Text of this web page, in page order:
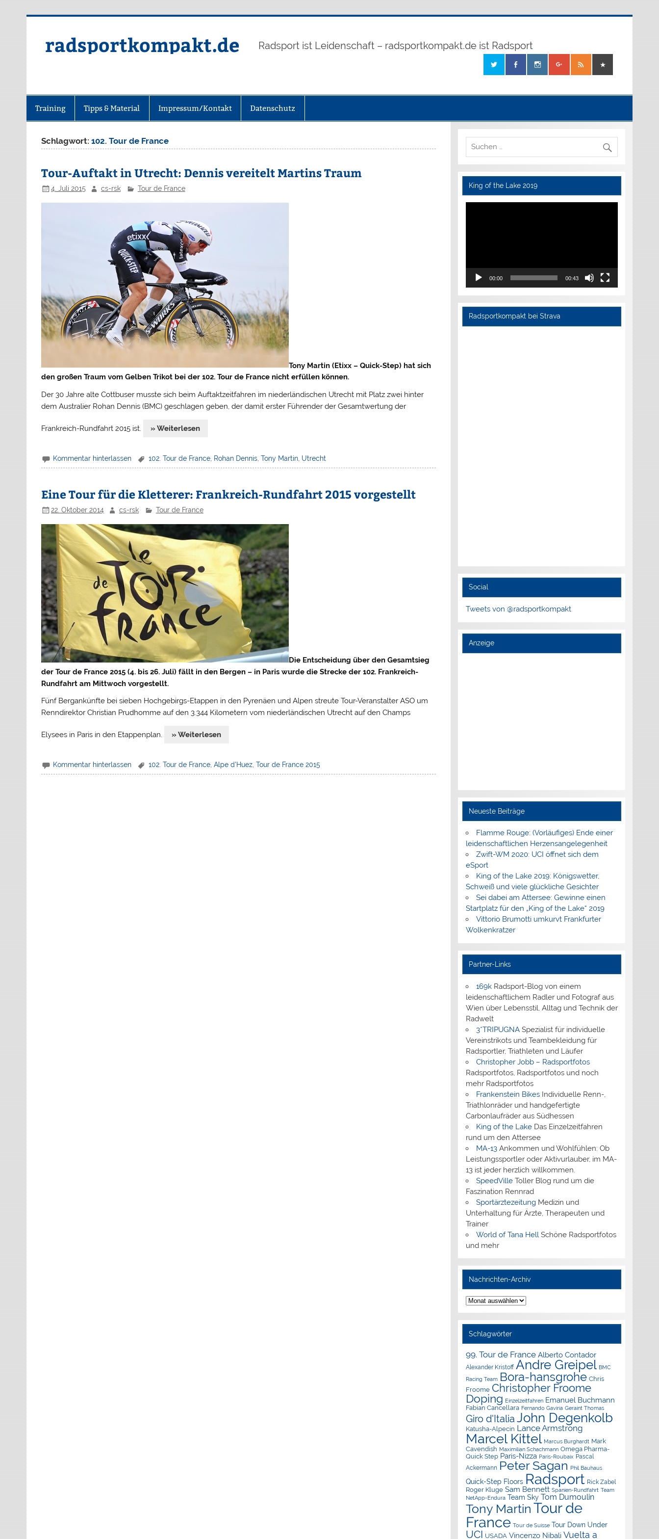
radsportkompakt.de Radsport ist Leidenschaft – radsportkompakt.de ist Radsport
Training Tipps & Material Impressum/Kontakt Datenschutz
Schlagwort:102. Tour de France
Tour-Auftakt in Utrecht: Dennis vereitelt Martins Traum
4. Juli 2015 cs-rsk Tour de France
Tony Martin (Etixx – Quick-Step) hat sich
den großen Traum vom Gelben Trikot bei der 102. Tour de France nicht erfüllen können.
Der 30 Jahre alte Cottbuser musste sich beim Auftaktzeitfahren im niederländischen Utrecht mit Platz zwei hinter
dem Australier Rohan Dennis (BMC) geschlagen geben, der damit erster Führender der Gesamtwertung der
Frankreich-Rundfahrt 2015 ist. » Weiterlesen
Kommentar hinterlassen 102. Tour de France, Rohan Dennis, Tony Martin, Utrecht
Eine Tour für die Kletterer: Frankreich-Rundfahrt 2015 vorgestellt
22. Oktober 2014 cs-rsk Tour de France
Die Entscheidung über den Gesamtsieg
der Tour de France 2015 (4. bis 26. Juli) fällt in den Bergen – in Paris wurde die Strecke der 102. Frankreich-
Rundfahrt am Mittwoch vorgestellt.
Fünf Bergankünfte bei sieben Hochgebirgs-Etappen in den Pyrenäen und Alpen streute Tour-Veranstalter ASO um
Renndirektor Christian Prudhomme auf den 3.344 Kilometern vom niederländischen Utrecht auf den Champs
Elysees in Paris in den Etappenplan. » Weiterlesen
Kommentar hinterlassen 102. Tour de France, Alpe d'Huez, Tour de France 2015
King of the Lake 2019
Video-
00:00 00:43
Radsportkompakt bei Strava
Social
Tweets von @radsportkompakt
Anzeige
Neueste Beiträge
Flamme Rouge: (Vorläufiges) Ende einer
leidenschaftlichen Herzensangelegenheit
Zwift-WM 2020: UCI öffnet sich dem
eSport
King of the Lake 2019: Königswetter,
Schweiß und viele glückliche Gesichter
Sei dabei am Attersee: Gewinne einen
Startplatz für den „King of the Lake“ 2019
Vittorio Brumotti umkurvt Frankfurter
Wolkenkratzer
Partner-Links
169kRadsport-Blog von einem
leidenschaftlichem Radler und Fotograf aus
Wien über Lebensstil, Alltag und Technik der
Radwelt
3*TRIPUGNASpezialist für individuelle
Vereinstrikots und Teambekleidung für
Radsportler, Triathleten und Läufer
Christopher Jobb – Radsportfotos
Radsportfotos, Radsportfotos und noch
mehr Radsportfotos
Frankenstein BikesIndividuelle Renn-,
Triathlonräder und handgefertigte
Carbonlaufräder aus Südhessen
King of the LakeDas Einzelzeitfahren
rund um den Attersee
MA-13Ankommen und Wohlfühlen: Ob
Leistungssportler oder Aktivurlauber, im MA-
13 ist jeder herzlich willkommen.
SpeedVilleToller Blog rund um die
Faszination Rennrad
SportärztezeitungMedizin und
Unterhaltung für Ärzte, Therapeuten und
Trainer
World of Tana Hell Schöne Radsportfotos
und mehr
Nachrichten-Archiv
Nachrichten-
Archiv
Schlagwörter
99. Tour de France Alberto Contador
Alexander Kristoff Andre Greipel BMC
Racing Team Bora-hansgrohe Chris
Froome Christopher Froome
Doping Einzelzeitfahren Emanuel Buchmann
Fabian Cancellara Fernando Gaviria Geraint Thomas
Giro d'Italia John Degenkolb
Katusha-Alpecin Lance Armstrong
Marcel Kittel Marcus Burghardt Mark
Cavendish Maximilian Schachmann Omega Pharma-
Quick Step Paris-Nizza Paris-Roubaix Pascal
Ackermann Peter Sagan Phil Bauhaus
Quick-Step Floors Radsport Rick Zabel
Roger Kluge Sam Bennett Spanien-Rundfahrt Team
NetApp-Endura Team Sky Tom Dumoulin
Tony Martin Tour de
France Tour de Suisse Tour Down Under
UCI USADA Vincenzo Nibali Vuelta a